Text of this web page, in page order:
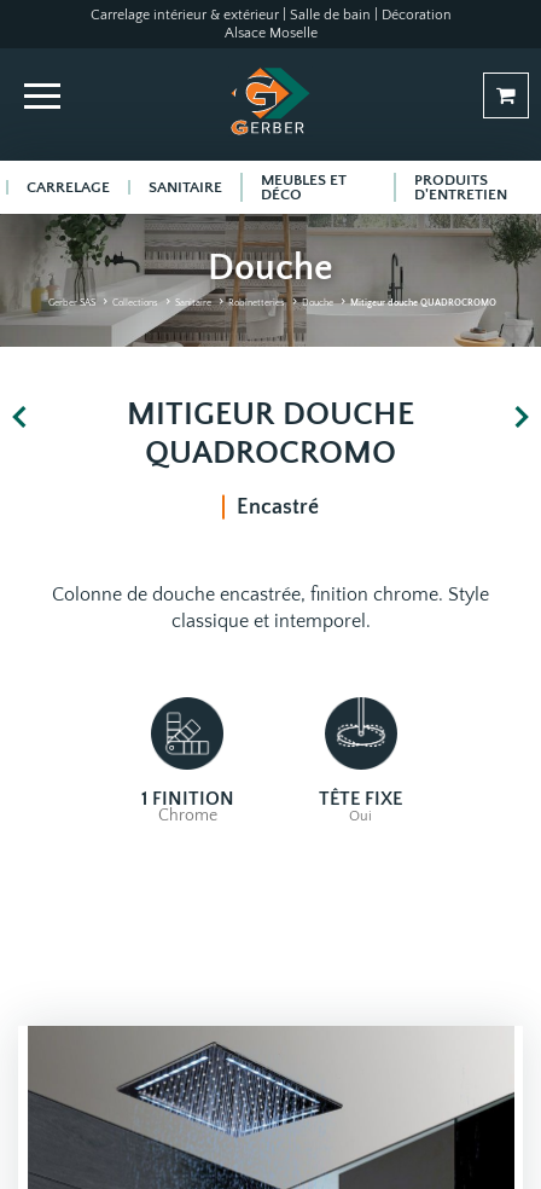
Carrelage intérieur & extérieur | Salle de bain | Décoration
Alsace Moselle
CARRELAGE SANITAIRE
MEUBLES ET
DÉCO
PRODUITS
D'ENTRETIEN
Douche
Gerber SAS Collections Sanitaire Robinetteries Douche Mitigeur douche QUADROCROMO
MITIGEUR DOUCHE
QUADROCROMO
Encastré
Colonne de douche encastrée, finition chrome. Style
classique et intemporel.
1 FINITION
Chrome
TÊTE FIXE
Oui